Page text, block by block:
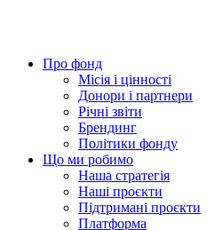
Про фонд
Місія і цінності
Донори і партнери
Річні звіти
Брендинг
Політики фонду
Що ми робимо
Наша стратегія
Наші проєкти
Підтримані проєкти
Платформа